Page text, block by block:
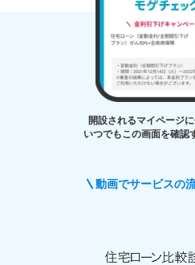
開設されるマイページに
いつでもこの画面を確認
動画でサービスの